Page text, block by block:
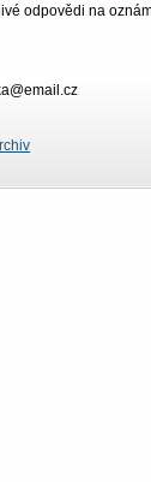
odpovědi na